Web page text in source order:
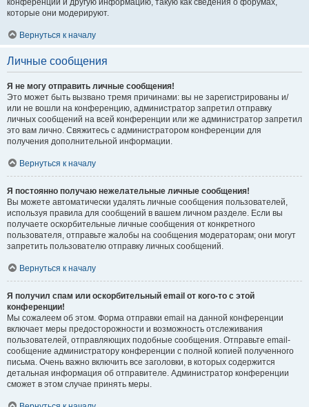
конференции и другую информацию, такую как сведения о форумах,
которые они модерируют.
Вернуться к началу
Личные сообщения
Я не могу отправить личные сообщения!
Это может быть вызвано тремя причинами: вы не зарегистрированы и/
или не вошли на конференцию, администратор запретил отправку
личных сообщений на всей конференции или же администратор запретил
это вам лично. Свяжитесь с администратором конференции для
получения дополнительной информации.
Вернуться к началу
Я постоянно получаю нежелательные личные сообщения!
Вы можете автоматически удалять личные сообщения пользователей,
используя правила для сообщений в вашем личном разделе. Если вы
получаете оскорбительные личные сообщения от конкретного
пользователя, отправьте жалобы на сообщения модераторам; они могут
запретить пользователю отправку личных сообщений.
Вернуться к началу
Я получил спам или оскорбительный email от кого-то с этой
конференции!
Мы сожалеем об этом. Форма отправки email на данной конференции
включает меры предосторожности и возможность отслеживания
пользователей, отправляющих подобные сообщения. Отправьте email-
сообщение администратору конференции с полной копией полученного
письма. Очень важно включить все заголовки, в которых содержится
детальная информация об отправителе. Администратор конференции
сможет в этом случае принять меры.